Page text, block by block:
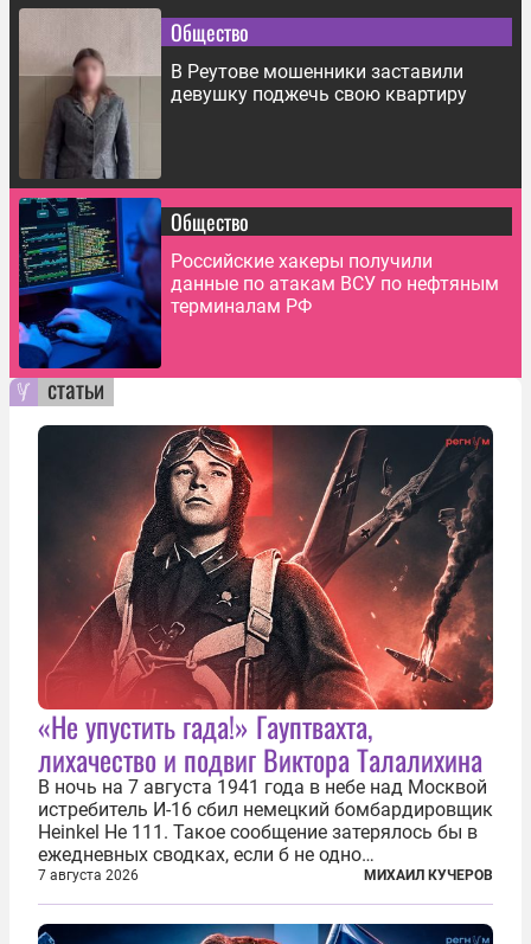
Общество
В Реутове мошенники заставили
девушку поджечь свою квартиру
Общество
Российские хакеры получили
данные по атакам ВСУ по нефтяным
терминалам РФ
статьи
«Не упустить гада!» Гауптвахта,
лихачество и подвиг Виктора Талалихина
В ночь на 7 августа 1941 года в небе над Москвой
истребитель И-16 сбил немецкий бомбардировщик
Heinkel He 111. Такое сообщение затерялось бы в
ежедневных сводках, если б не одно
обстоятельство. Это был один из первых в
истории отечественной авиации ночных таранов.
У пилота — младшего лейтенанта...
7 августа 2026 МИХАИЛ КУЧЕРОВ